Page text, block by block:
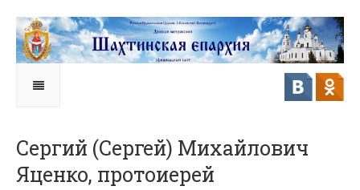
Сергий (Сергей) Михайлович
Яценко, протоиерей